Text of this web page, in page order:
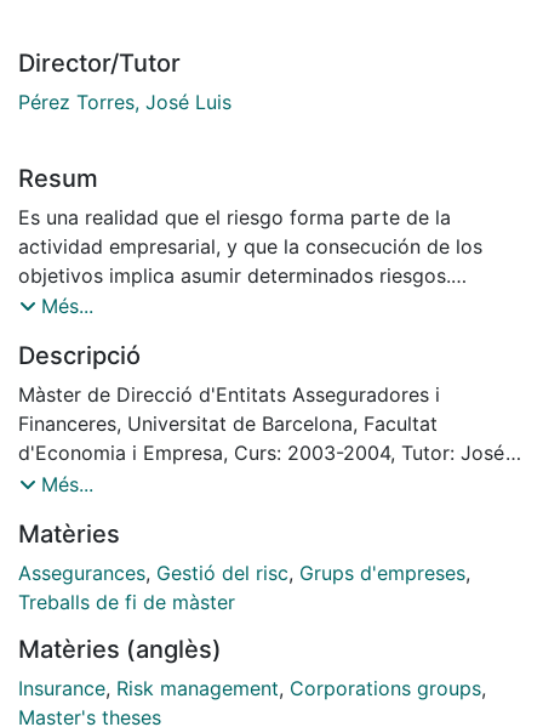
Director/Tutor
Pérez Torres, José Luis
Resum
Es una realidad que el riesgo forma parte de la
actividad empresarial, y que la consecución de los
objetivos implica asumir determinados riesgos.
Las Empresas deben comprender que riesgos están
de cara al futuro.
Para identificar y evaluar adecuadamente los riesgos
se deben analizar los mismos de forma exhaustiva y
continua, elaborando un mapa de riesgos que nos
indique que siniestros pueden ser aceptables y cuales
Una vez identificados debemos introducir mejoras en
las situaciones de riesgo, con el objetivo de reducir y
prevenir los mismos, financiando aquellos que
mercado asegurador los que no queremos o no
podemos financiar internamente.
En la financiación interna de riesgos, existen dos
Més...
Descripció
Màster de Direcció d'Entitats Asseguradores i
Financeres, Universitat de Barcelona, Facultat
d'Economia i Empresa, Curs: 2003-2004, Tutor: José
Luis Pérez Torres
Més...
Matèries
Assegurances, Gestió del risc, Grups d'empreses,
Treballs de fi de màster
Matèries (anglès)
Insurance, Risk management, Corporations groups,
Master's theses